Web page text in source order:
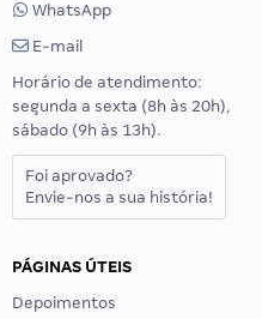
WhatsApp
E-mail
Horário de atendimento:
segunda a sexta (8h às 20h),
sábado (9h às 13h).
Foi aprovado?
Envie-nos a sua história!
PÁGINAS ÚTEIS
Depoimentos